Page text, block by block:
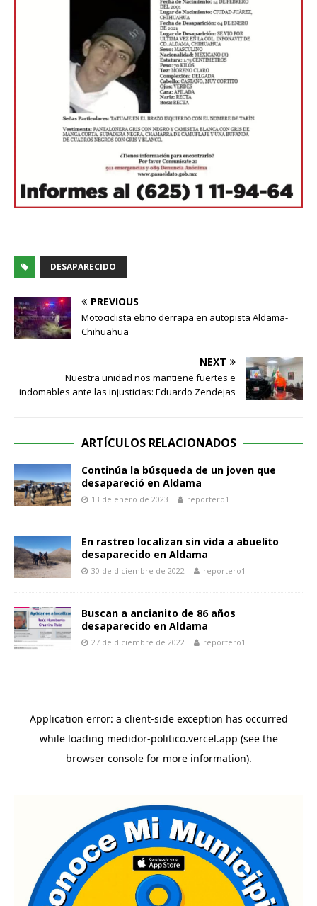
DESAPARECIDO
PREVIOUS
Motociclista ebrio derrapa en autopista Aldama-
Chihuahua
NEXT
Nuestra unidad nos mantiene fuertes e
indomables ante las injusticias: Eduardo Zendejas
ARTÍCULOS RELACIONADOS
Continúa la búsqueda de un joven que
desapareció en Aldama
13 de enero de 2023 reportero1
En rastreo localizan sin vida a abuelito
desaparecido en Aldama
30 de diciembre de 2022 reportero1
Buscan a ancianito de 86 años
desaparecido en Aldama
27 de diciembre de 2022 reportero1